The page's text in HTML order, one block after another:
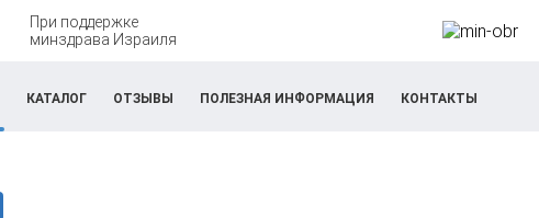
При поддержке
минздрава Израиля
КАТАЛОГ ОТЗЫВЫ ПОЛЕЗНАЯ ИНФОРМАЦИЯ КОНТАКТЫ